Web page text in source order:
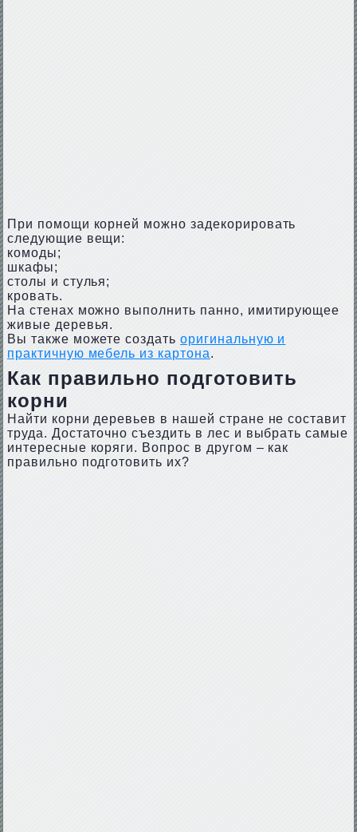
При помощи корней можно задекорировать
следующие вещи:
комоды;
шкафы;
столы и стулья;
кровать.
На стенах можно выполнить панно, имитирующее
живые деревья.
Вы также можете создать оригинальную и
практичную мебель из картона.
Как правильно подготовить
корни
Найти корни деревьев в нашей стране не составит
труда. Достаточно съездить в лес и выбрать самые
интересные коряги. Вопрос в другом – как
правильно подготовить их?